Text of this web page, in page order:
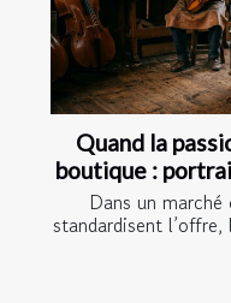
Quand la
boutique :
Dans un
standardisent l’offre,